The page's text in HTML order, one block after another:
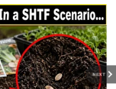
NEXT